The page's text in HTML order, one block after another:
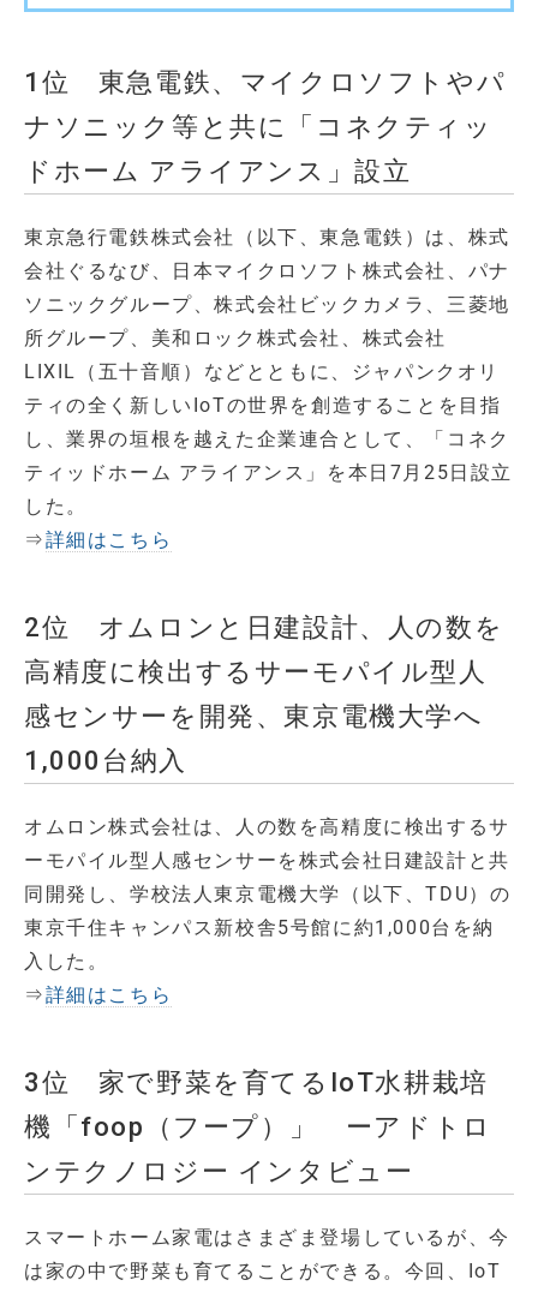
1位 東急電鉄、マイクロソフトやパ
ナソニック等と共に「コネクティッ
ドホーム アライアンス」設立
東京急行電鉄株式会社（以下、東急電鉄）は、株式
会社ぐるなび、日本マイクロソフト株式会社、パナ
ソニックグループ、株式会社ビックカメラ、三菱地
所グループ、美和ロック株式会社、株式会社
LIXIL（五十音順）などとともに、ジャパンクオリ
ティの全く新しいIoTの世界を創造することを目指
し、業界の垣根を越えた企業連合として、「コネク
ティッドホーム アライアンス」を本日7月25日設立
した。
⇒詳細はこちら
2位 オムロンと日建設計、人の数を
高精度に検出するサーモパイル型人
感センサーを開発、東京電機大学へ
1,000台納入
オムロン株式会社は、人の数を高精度に検出するサ
ーモパイル型人感センサーを株式会社日建設計と共
同開発し、学校法人東京電機大学（以下、TDU）の
東京千住キャンパス新校舎5号館に約1,000台を納
入した。
⇒詳細はこちら
3位 家で野菜を育てるIoT水耕栽培
機「foop（フープ）」 ーアドトロ
ンテクノロジー インタビュー
スマートホーム家電はさまざま登場しているが、今
は家の中で野菜も育てることができる。今回、IoT